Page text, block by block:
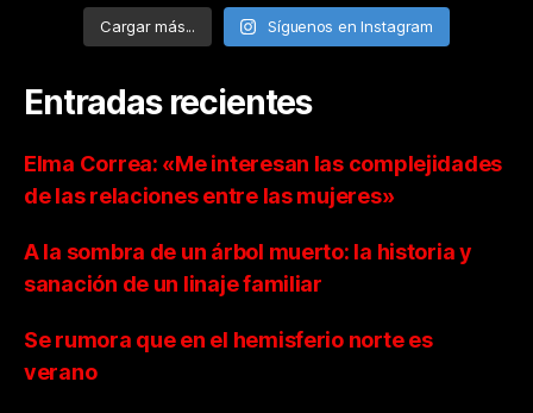
Cargar más... Síguenos en Instagram
Entradas recientes
Elma Correa: «Me interesan las complejidades
de las relaciones entre las mujeres»
A la sombra de un árbol muerto: la historia y
sanación de un linaje familiar
Se rumora que en el hemisferio norte es
verano